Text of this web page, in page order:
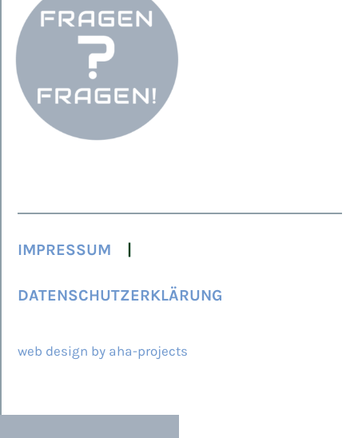
IMPRESSUM
DATENSCHUTZERKLÄRUNG
web design by aha-projects